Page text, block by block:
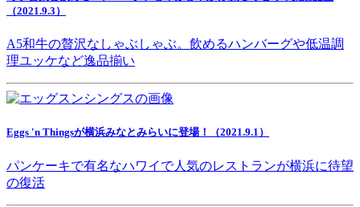
（2021.9.3）
A5和牛の贅沢なしゃぶしゃぶ。飲めるハンバーグや低温調
理ユッケなど逸品揃い
Eggs 'n Thingsが横浜みなとみらいに登場！（2021.9.1）
パンケーキで有名なハワイで人気のレストランが横浜に待望
の復活